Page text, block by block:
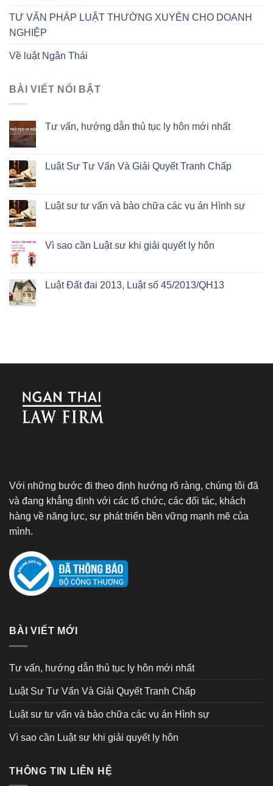
TƯ VẤN PHÁP LUẬT THƯỜNG XUYÊN CHO DOANH
NGHIỆP
Về luật Ngân Thái
BÀI VIẾT NỔI BẬT
Tư vấn, hướng dẫn thủ tục ly hôn mới nhất
Luật Sư Tư Vấn Và Giải Quyết Tranh Chấp
Luật sư tư vấn và bào chữa các vụ án Hình sự
Vì sao cần Luật sư khi giải quyết ly hôn
Luật Đất đai 2013, Luật số 45/2013/QH13
Với những bước đi theo định hướng rõ ràng, chúng tôi đã
và đang khẳng định với các tổ chức, các đối tác, khách
hàng về năng lực, sự phát triển bền vững mạnh mẽ của
mình.
BÀI VIẾT MỚI
Tư vấn, hướng dẫn thủ tục ly hôn mới nhất
Luật Sư Tư Vấn Và Giải Quyết Tranh Chấp
Luật sư tư vấn và bào chữa các vụ án Hình sự
Vì sao cần Luật sư khi giải quyết ly hôn
THÔNG TIN LIÊN HỆ